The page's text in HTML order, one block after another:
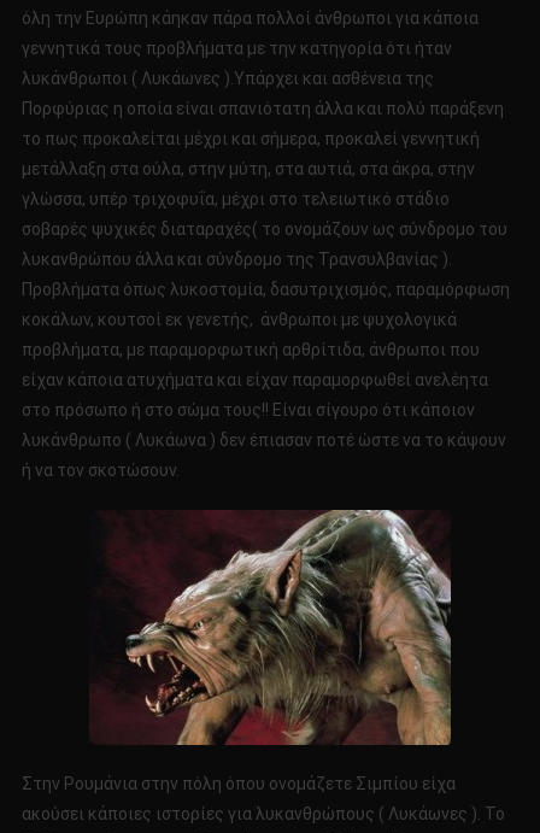
όλη την Ευρώπη κάηκαν πάρα πολλοί άνθρωποι για κάποια
γεννητικά τους προβλήματα με την κατηγορία ότι ήταν
λυκάνθρωποι ( Λυκάωνες ).Υπάρχει και ασθένεια της
Πορφύριας η οποία είναι σπανιότατη άλλα και πολύ παράξενη
το πως προκαλείται μέχρι και σήμερα, προκαλεί γεννητική
μετάλλαξη στα ούλα, στην μύτη, στα αυτιά, στα άκρα, στην
γλώσσα, υπέρ τριχοφυΐα, μέχρι στο τελειωτικό στάδιο
σοβαρές ψυχικές διαταραχές( το ονομάζουν ως σύνδρομο του
λυκανθρώπου άλλα και σύνδρομο της Τρανσυλβανίας ).
Προβλήματα όπως λυκοστομία, δασυτριχισμός, παραμόρφωση
κοκάλων, κουτσοί εκ γενετής, άνθρωποι με ψυχολογικά
προβλήματα, με παραμορφωτική αρθρίτιδα, άνθρωποι που
είχαν κάποια ατυχήματα και είχαν παραμορφωθεί ανελέητα
στο πρόσωπο ή στο σώμα τους!! Είναι σίγουρο ότι κάποιον
λυκάνθρωπο ( Λυκάωνα ) δεν έπιασαν ποτέ ώστε να το κάψουν
ή να τον σκοτώσουν.
Στην Ρουμάνια στην πόλη όπου ονομάζετε Σιμπίου είχα
ακούσει κάποιες ιστορίες για λυκανθρώπους ( Λυκάωνες ). Το